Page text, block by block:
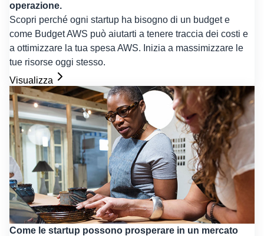
operazione.
Scopri perché ogni startup ha bisogno di un budget e
come Budget AWS può aiutarti a tenere traccia dei costi e
a ottimizzare la tua spesa AWS. Inizia a massimizzare le
tue risorse oggi stesso.
Visualizza
Come le startup possono prosperare in un mercato